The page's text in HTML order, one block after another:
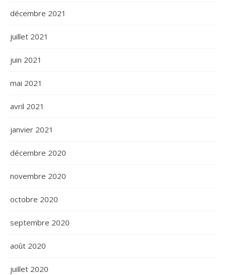
décembre 2021
juillet 2021
juin 2021
mai 2021
avril 2021
janvier 2021
décembre 2020
novembre 2020
octobre 2020
septembre 2020
août 2020
juillet 2020